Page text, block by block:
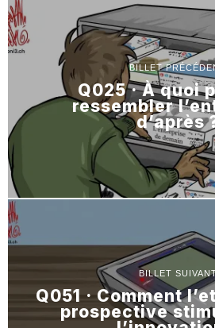
BILLET
Q025 · À quoi
ressembler
d’après
BILLET
Q051 · Comment
prospective